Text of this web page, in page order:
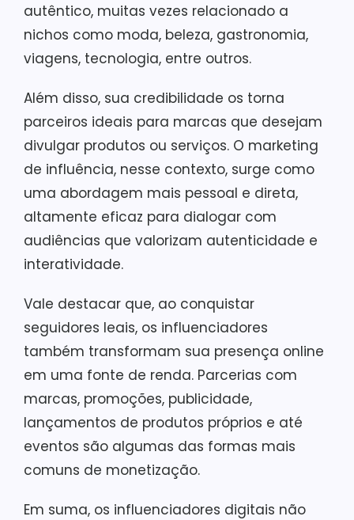
autêntico, muitas vezes relacionado a
nichos como moda, beleza, gastronomia,
viagens, tecnologia, entre outros.
Além disso, sua credibilidade os torna
parceiros ideais para marcas que desejam
divulgar produtos ou serviços. O marketing
de influência, nesse contexto, surge como
uma abordagem mais pessoal e direta,
altamente eficaz para dialogar com
audiências que valorizam autenticidade e
interatividade.
Vale destacar que, ao conquistar
seguidores leais, os influenciadores
também transformam sua presença online
em uma fonte de renda. Parcerias com
marcas, promoções, publicidade,
lançamentos de produtos próprios e até
eventos são algumas das formas mais
comuns de monetização.
Em suma, os influenciadores digitais não